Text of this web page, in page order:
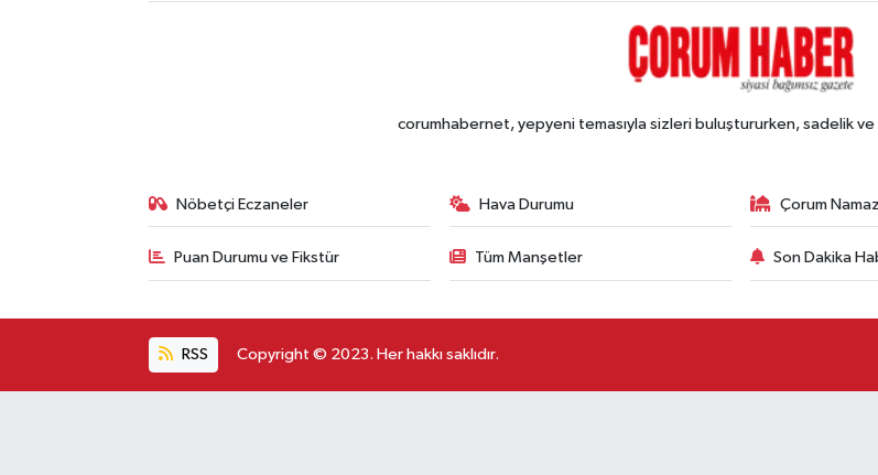
corumhabernet, yepyeni temasıyla sizleri buluştururken, sadelik
Nöbetçi Eczaneler Hava Durumu Çorum
Puan Durumu ve Fikstür Tüm Manşetler Son Dakika
RSS Copyright © 2023. Her hakkı saklıdır.